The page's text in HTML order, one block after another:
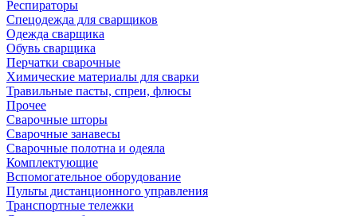
Респираторы
Спецодежда для сварщиков
Одежда сварщика
Обувь сварщика
Перчатки сварочные
Химические материалы для сварки
Травильные пасты, спреи, флюсы
Прочее
Сварочные шторы
Сварочные занавесы
Сварочные полотна и одеяла
Комплектующие
Вспомогательное оборудование
Пульты дистанционного управления
Транспортные тележки